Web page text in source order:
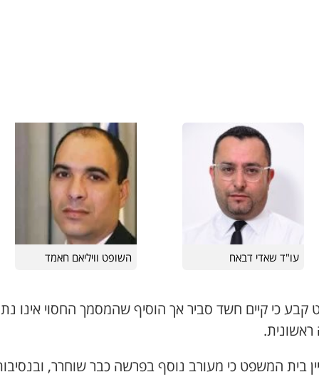
עו"ד שאדי דבאח השופט וויליאם חאמד
קבע כי קיים חשד סביר אך הוסיף שהמסמך החסוי אינו
ראשונית.
בית המשפט כי מעורב נוסף בפרשה כבר שוחרר,